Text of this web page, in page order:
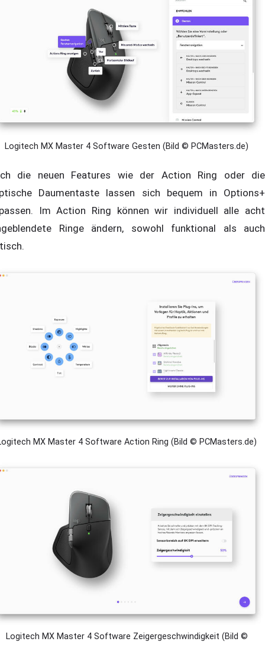
Logitech MX Master 4 Software Gesten (Bild © PCMasters.de)
die neuen Features wie der Action Ring oder die
Daumentaste lassen sich bequem in Options+
Im Action Ring können wir individuell alle acht
Ringe ändern, sowohl funktional als auch
MX Master 4 Software Action Ring (Bild © PCMasters.de)
Logitech MX Master 4 Software Zeigergeschwindigkeit (Bild ©